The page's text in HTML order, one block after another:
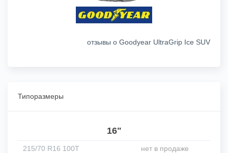
отзывы о Goodyear UltraGrip Ice SUV
Типоразмеры
16"
215/70 R16 100T
нет в продаже